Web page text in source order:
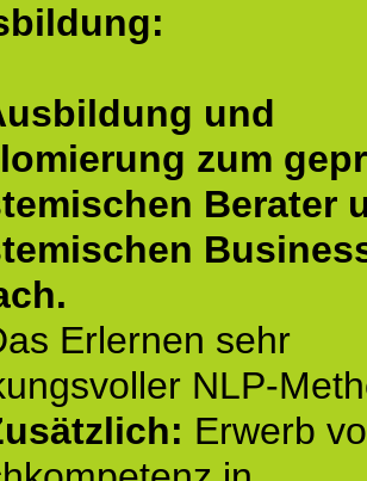
und
zum
Berater
Erlernen sehr
NLP-
Erwerb